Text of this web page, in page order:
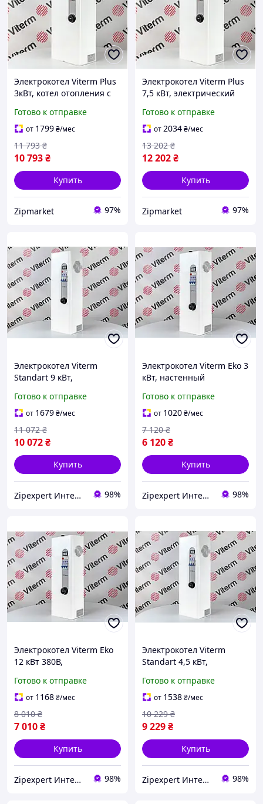
Электрокотел Viterm Plus
3кВт, котел отопления с
для дома и дачи
Готово к отправке
от 1799₴/мес
10 793₴
11 793 ₴
Купить
Zipmarket 97%
Электрокотел Viterm Plus
7,5 кВт, электрический
отопления дома
Готово к отправке
от2034₴/мес
12 202₴
13 202 ₴
Купить
Zipmarket 97%
Электрокотел Viterm
Standart 9 кВт,
обогреватель, котел для
отопления дома
Готово к отправке
от 1679₴/мес
10 072₴
11 072 ₴
Купить
Zipexpert Интернет-магазин по продаже ювелирных украшений и всего еще 98%
Электрокотел Viterm Eko 3
кВт, настенный
котел для отопления дома
Готово к отправке
от 1020₴/мес
6 120₴
7 120 ₴
Купить
Zipexpert Интернет-магазин по продаже ювелирных украшений и всего еще 98%
Электрокотел Viterm Eko
12 кВт 380В,
бойлер для отопления
дома
Готово к отправке
от 1168₴/мес
7 010₴
8 010 ₴
Купить
Zipexpert Интернет-магазин по продаже ювелирных украшений и всего еще 98%
Электрокотел Viterm
Standart 4,5 кВт,
котел, бойлер для
отопления дома
Готово к отправке
от 1538₴/мес
9 229₴
10 229 ₴
Купить
Zipexpert Интернет-магазин по продаже ювелирных украшений и всего еще 98%